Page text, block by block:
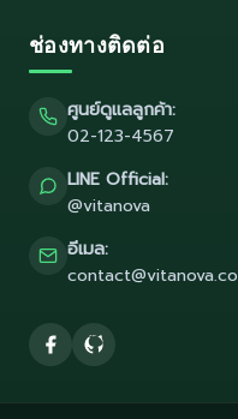
ช่องทางติดต่อ
ศูนย์ดูแลลูกค้า:
02-123-4567
LINE Official:
@vitanova
อีเมล: